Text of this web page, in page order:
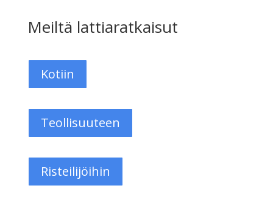
Meiltä lattiaratkaisut
Kotiin
Teollisuuteen
Risteilijöihin